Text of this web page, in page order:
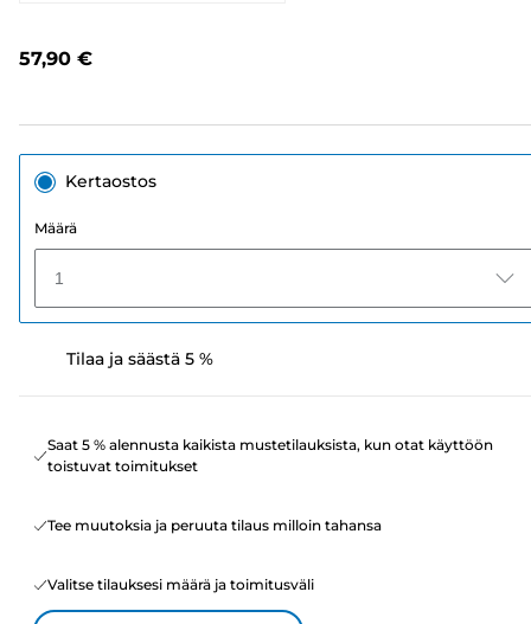
57,90 €
Kertaostos
Määrä
1
Tilaa ja säästä 5 %
Saat 5 % alennusta kaikista mustetilauksista, kun otat käyttöön
toistuvat toimitukset
Tee muutoksia ja peruuta tilaus milloin tahansa
Valitse tilauksesi määrä ja toimitusväli